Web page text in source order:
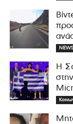
NEWS
Η